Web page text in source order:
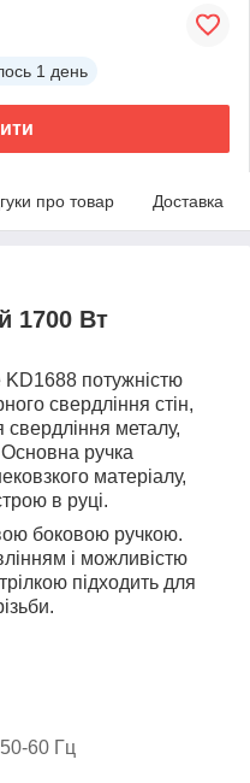
1 день
про товар Доставка
1700 Вт
потужністю
свердління стін,
металу,
Основна ручка
матеріалу,
в руці.
боковою ручкою.
і можливістю
підходить для
60 Гц